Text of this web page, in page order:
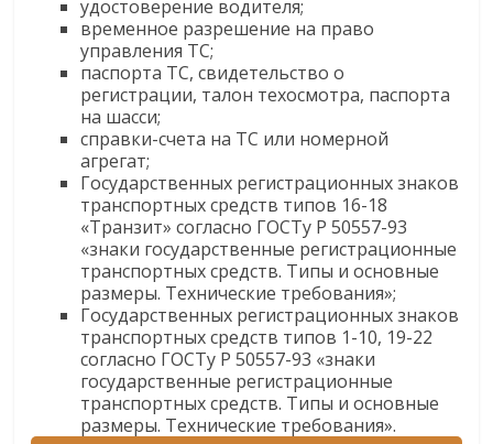
удостоверение водителя;
временное разрешение на право
управления ТС;
паспорта ТС, свидетельство о
регистрации, талон техосмотра, паспорта
на шасси;
справки-счета на ТС или номерной
агрегат;
Государственных регистрационных знаков
транспортных средств типов 16-18
«Транзит» согласно ГОСТу Р 50557-93
«знаки государственные регистрационные
транспортных средств. Типы и основные
размеры. Технические требования»;
Государственных регистрационных знаков
транспортных средств типов 1-10, 19-22
согласно ГОСТу Р 50557-93 «знаки
государственные регистрационные
транспортных средств. Типы и основные
размеры. Технические требования».